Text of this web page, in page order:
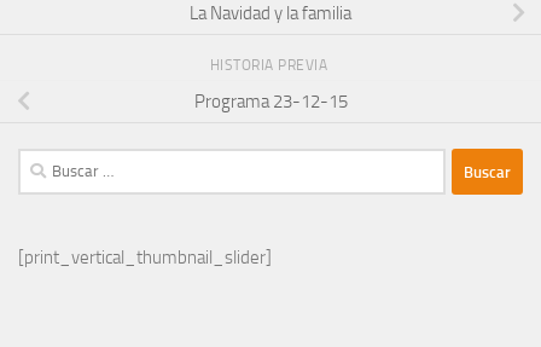
La Navidad y la familia
HISTORIA PREVIA
Programa 23-12-15
Buscar:
[print_vertical_thumbnail_slider]